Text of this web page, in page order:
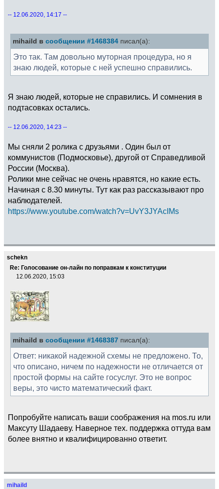
-- 12.06.2020, 14:17 --
mihaild в сообщении #1468384 писал(а):
Это так. Там довольно муторная процедура, но я
знаю людей, которые с ней успешно справились.
Я знаю людей, которые не справились. И сомнения в
подтасовках остались.
-- 12.06.2020, 14:23 --
Мы сняли 2 ролика с друзьями . Один был от
коммунистов (Подмосковье), другой от Справедливой
России (Москва).
Ролики мне сейчас не очень нравятся, но какие есть.
Начиная с 8.30 минуты. Тут как раз рассказывают про
наблюдателей.
https://www.youtube.com/watch?v=UvY3JYAcIMs
schekn
Re: Голосование он-лайн по поправкам к конституции
12.06.2020, 15:03
mihaild в сообщении #1468387 писал(а):
Ответ: никакой надежной схемы не предложено. То,
что описано, ничем по надежности не отличается от
простой формы на сайте госуслуг. Это не вопрос
веры, это чисто математический факт.
Попробуйте написать ваши соображения на mos.ru или
Максуту Шадаеву. Наверное тех. поддержка оттуда вам
более внятно и квалифицированно ответит.
mihaild